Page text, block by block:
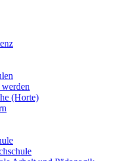
(Horte)